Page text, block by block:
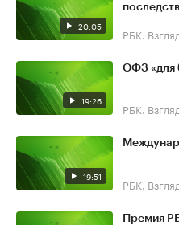
20:05 РБК. Взгляд
19:26
ОФЗ «для
РБК. Взгляд
19:51 РБК. Взгляд
Премия